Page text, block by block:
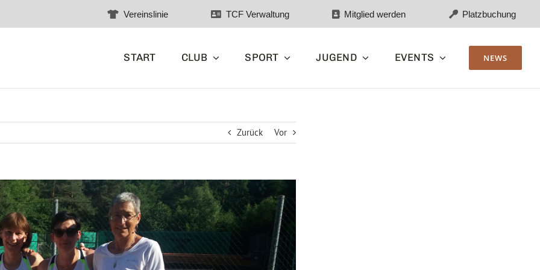
Vereinslinie TCF Verwaltung Mitglied werden Platzbuchung
START CLUB SPORT JUGEND EVENTS NEWS
Zurück Vor